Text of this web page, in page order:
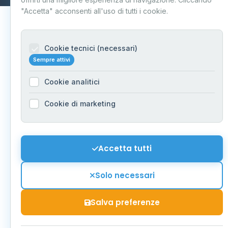
"Accetta" acconsenti all'uso di tutti i cookie.
Cookie tecnici (necessari)
Sempre attivi
Cookie analitici
Cookie di marketing
Accetta tutti
Solo necessari
Salva preferenze